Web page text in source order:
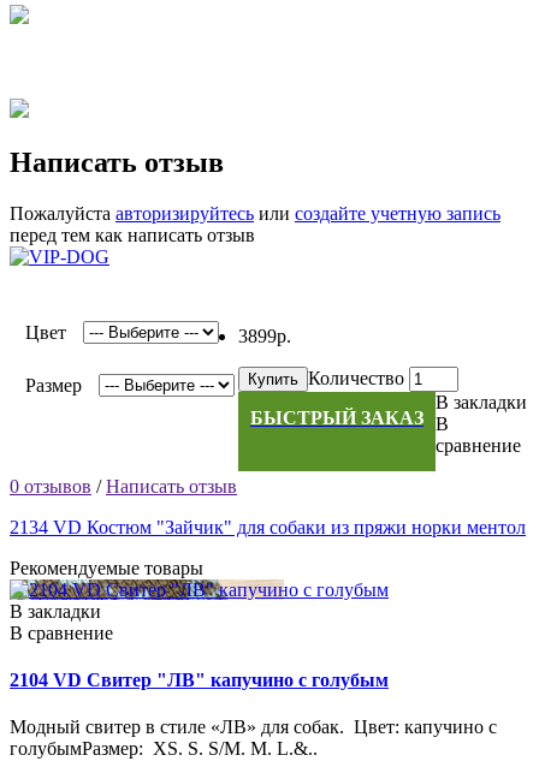
Написать отзыв
Пожалуйста авторизируйтесь или создайте учетную запись
перед тем как написать отзыв
Цвет
Размер
3899р.
Количество
Купить
БЫСТРЫЙ ЗАКАЗ
В закладки
В
сравнение
0 отзывов /Написать отзыв
2134 VD Костюм "Зайчик" для собаки из пряжи норки ментол
Рекомендуемые товары
В закладки
В сравнение
2104 VD Свитер "ЛВ" капучино с голубым
Модный свитер в стиле «ЛВ» для собак. Цвет: капучино с
голубымРазмер: XS. S. S/M. M. L.&..